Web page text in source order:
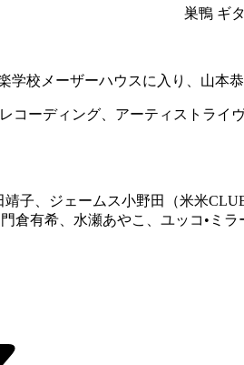
巣鴨 ギ
学校メーザーハウスに入り、山本
コーディング、アーティストライ
靖子、ジェームス小野田（米米
倉有希、水瀬あやこ、ユッコ•ミ